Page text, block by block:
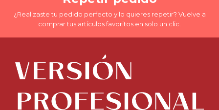
¿Realizaste tu pedido perfecto y lo quieres repetir? Vuelve a
comprar tus artículos favoritos en solo un clic.